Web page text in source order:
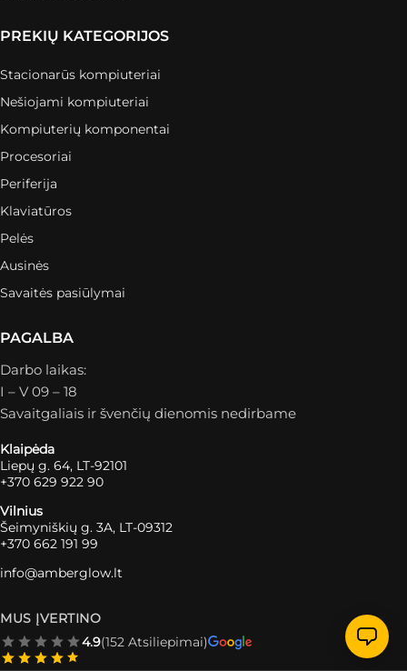
PREKIŲ KATEGORIJOS
Stacionarūs kompiuteriai
Nešiojami kompiuteriai
Kompiuterių komponentai
Procesoriai
Periferija
Klaviatūros
Pelės
Ausinės
Savaitės pasiūlymai
PAGALBA
Darbo laikas:
I – V 09 – 18
Savaitgaliais ir švenčių dienomis nedirbame
Klaipėda
Liepų g. 64, LT-92101
+370 629 922 90
Vilnius
Šeimyniškių g. 3A, LT-09312
+370 662 191 99
info@amberglow.lt
MUS ĮVERTINO
4.9(152 Atsiliepimai)